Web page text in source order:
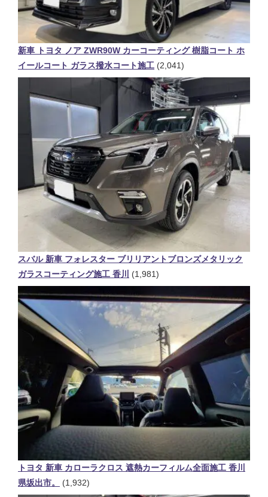
新車 トヨタ ノア ZWR90W カーコーティング 樹脂コート ホ
イールコート ガラス撥水コート施工 (2,041)
スバル 新車 フォレスター ブリリアントブロンズメタリック
ガラスコーティング施工 香川
(1,981)
トヨタ 新車 カローラクロス 遮熱カーフィルム全面施工 香川
県坂出市。
(1,932)